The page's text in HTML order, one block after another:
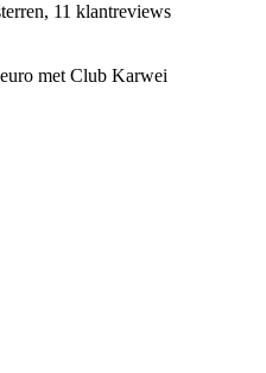
11 klantreviews
met Club Karwei